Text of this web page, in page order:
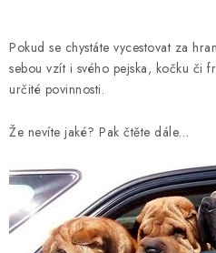
PRO CHOVATELE
SLEVY
ZNAČKY
Pokud se chystáte vycestovat za
sebou vzít i svého pejska, kočku či
určité povinnosti.
Že nevíte jaké? Pak čtěte dále…